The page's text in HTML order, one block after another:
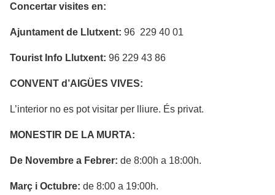
Concertar visites en:
Ajuntament de Llutxent:96 229 40 01
Tourist Info Llutxent:96 229 43 86
CONVENT d’AIGÜES VIVES:
L’interior no es pot visitar per lliure. És privat.
MONESTIR DE LA MURTA:
De Novembre a Febrer:de 8:00h a 18:00h.
Març i Octubre:de 8:00 a 19:00h.